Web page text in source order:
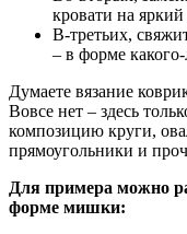
кровати на
В-третьих,
– в форме
Думаете вязание
Вовсе нет – здесь
композицию круги,
прямоугольники и
Для примера можно
форме мишки: